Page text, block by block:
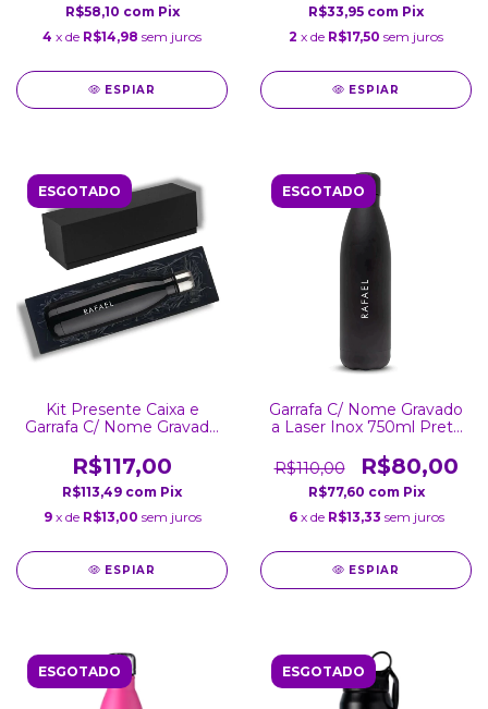
R$58,10 com Pix
4 x de R$14,98 sem juros
ESPIAR
R$33,95 com Pix
2 x de R$17,50 sem juros
ESPIAR
ESGOTADO
Kit Presente Caixa e
Garrafa C/ Nome Gravado
Brilhante
R$117,00
R$113,49 com Pix
9 x de R$13,00 sem juros
ESPIAR
ESGOTADO
Garrafa C/ Nome Gravado
a Laser Inox 750ml Preta
R$110,00
R$80,00
R$77,60 com Pix
6 x de R$13,33 sem juros
ESPIAR
ESGOTADO ESGOTADO